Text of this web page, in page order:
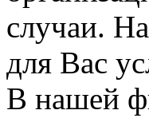
случаи.
для Вас
В нашей